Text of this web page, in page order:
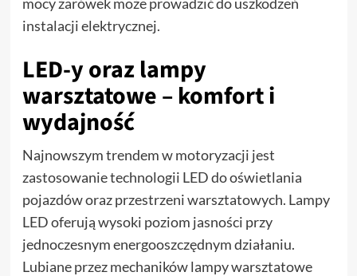
instalacji elektrycznej.
LED-y oraz lampy
warsztatowe – komfort i
wydajność
Najnowszym trendem w motoryzacji jest
zastosowanie technologii LED do oświetlania
pojazdów oraz przestrzeni warsztatowych. Lampy
LED oferują wysoki poziom jasności przy
jednoczesnym energooszczędnym działaniu.
Lubiane przez mechaników lampy warsztatowe